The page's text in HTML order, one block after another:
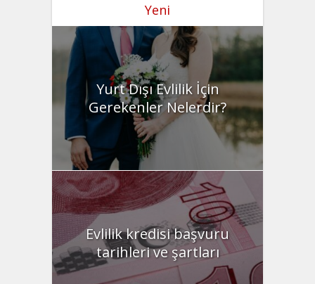
Yeni
Yurt Dışı Evlilik İçin
Gerekenler Nelerdir?
Evlilik kredisi başvuru
tarihleri ve şartları